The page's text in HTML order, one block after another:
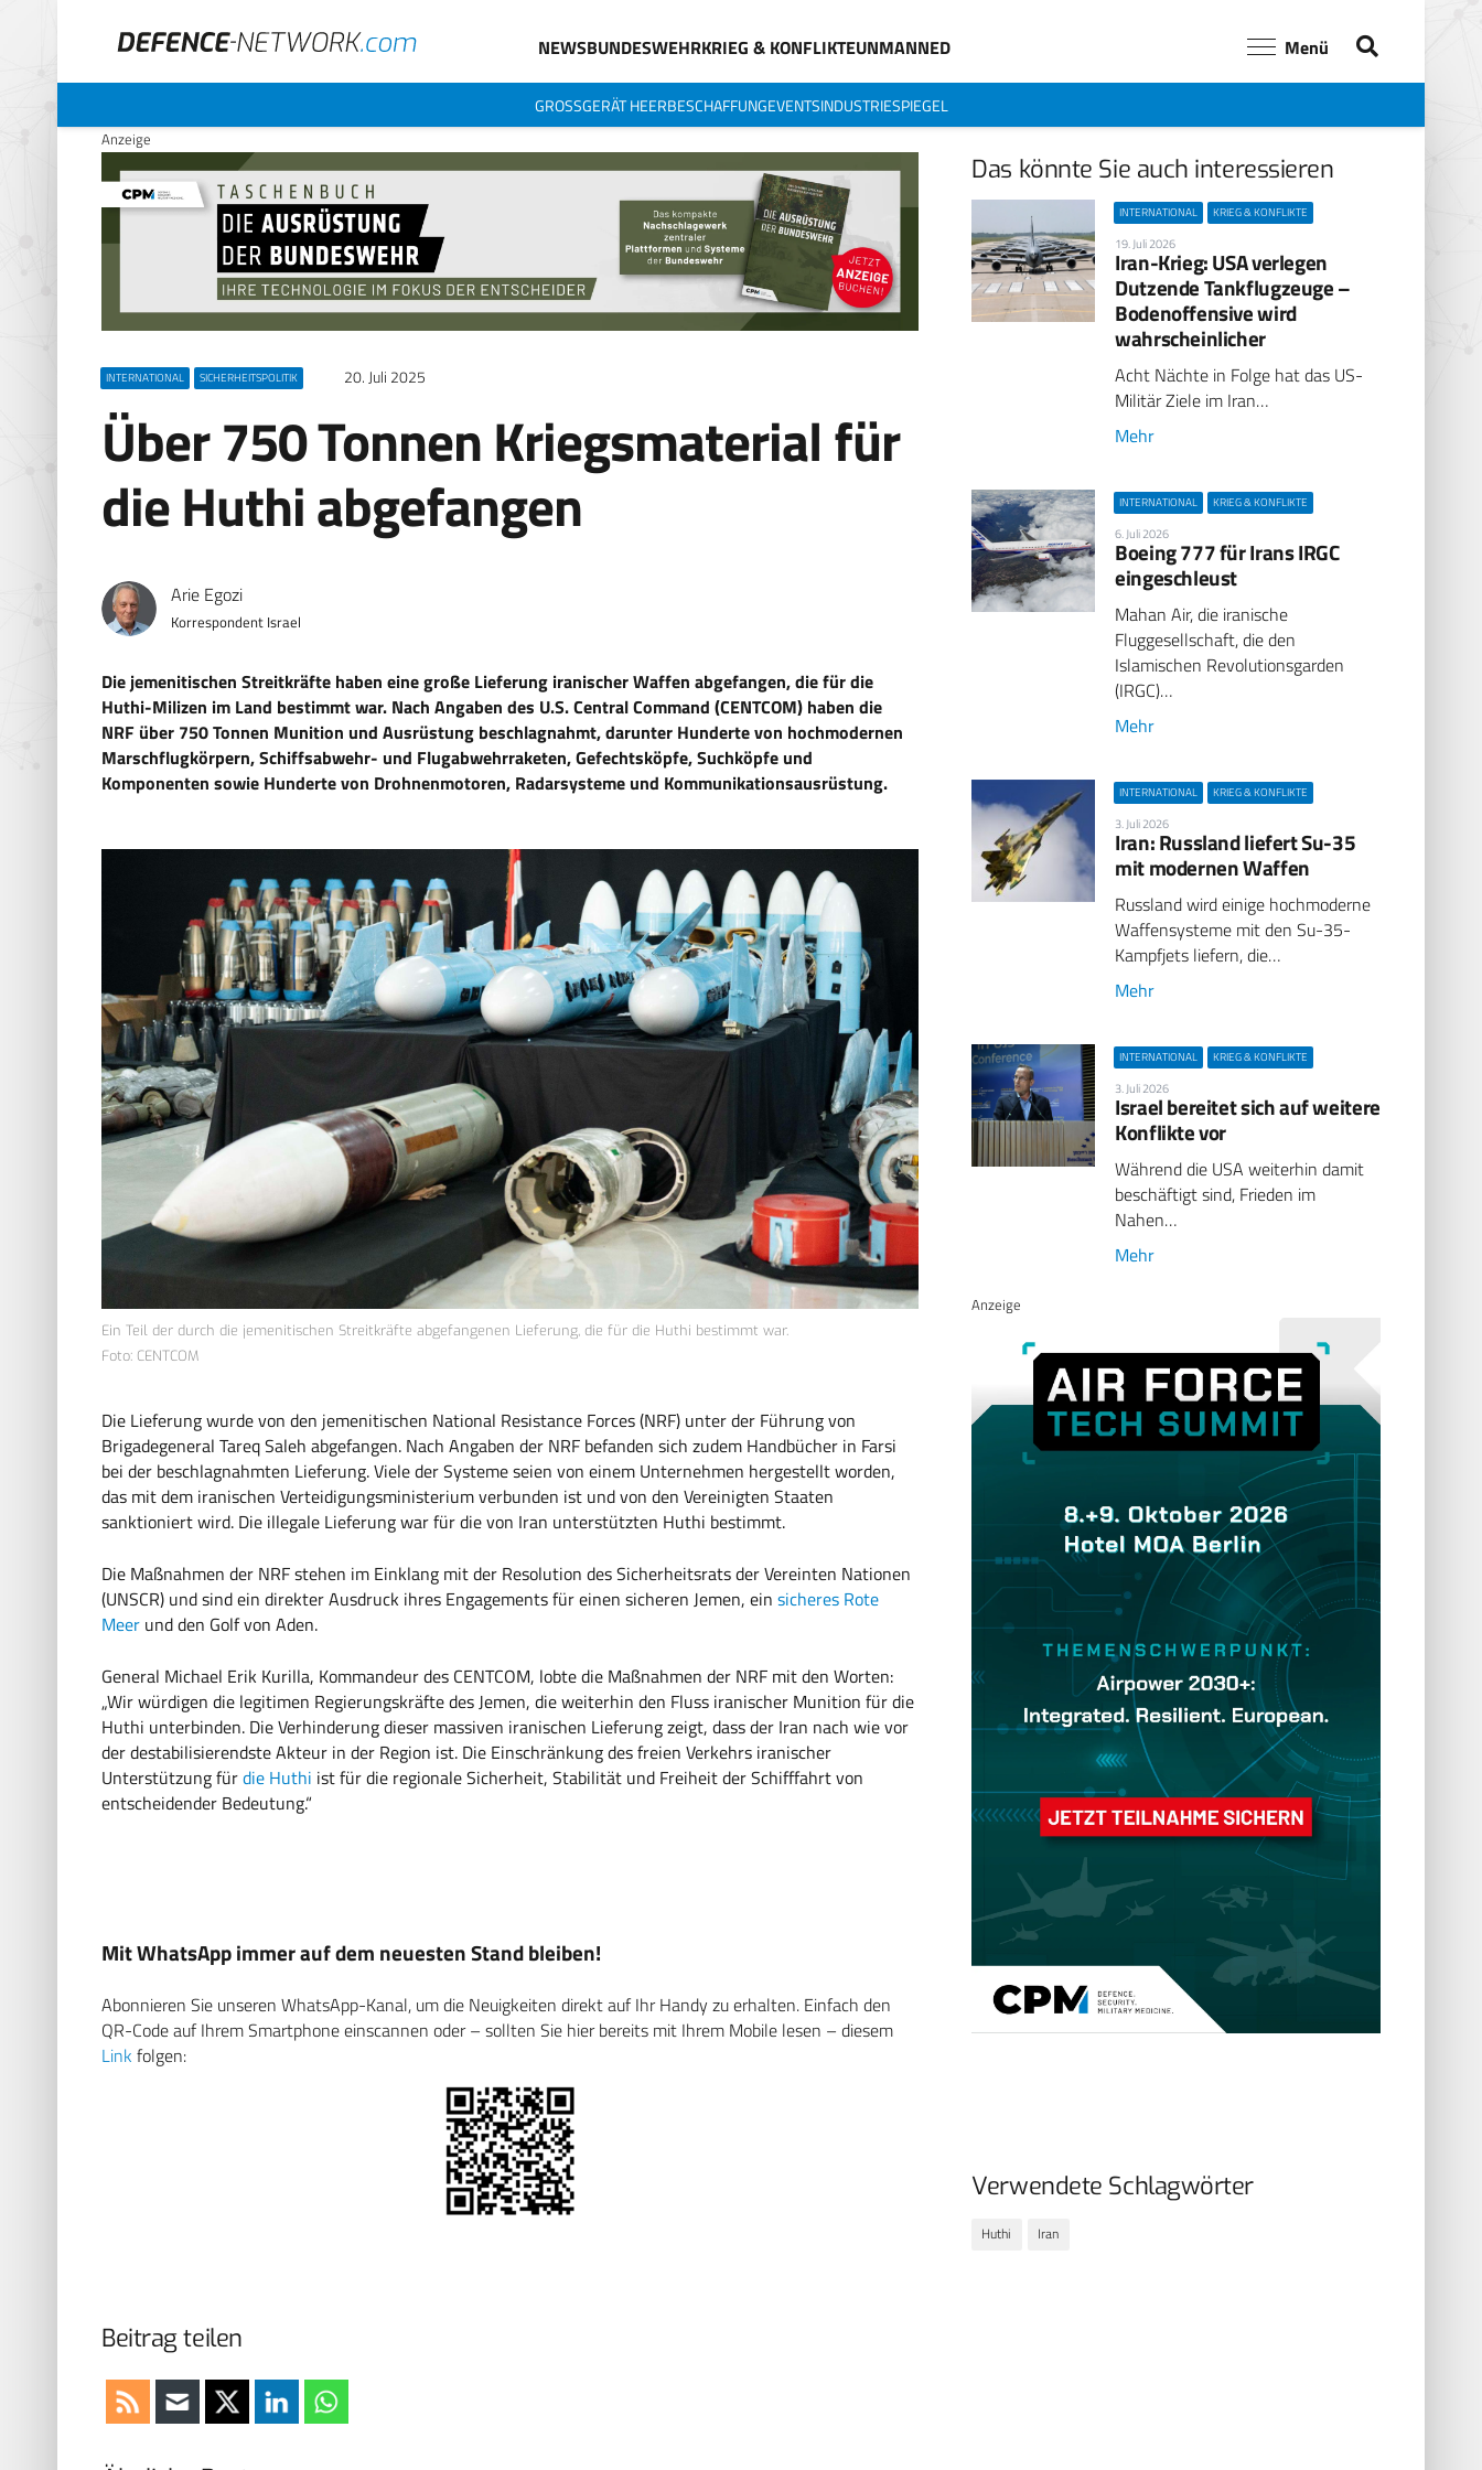
NEWSBUNDESWEHRKRIEG & KONFLIKTEUNMANNED Menü
GROSSGERÄT HEERBESCHAFFUNGEVENTSINDUSTRIESPIEGEL
Anzeige
INTERNATIONAL SICHERHEITSPOLITIK 20. Juli 2025
Über 750 Tonnen Kriegsmaterial für
die Huthi abgefangen
Arie Egozi
Korrespondent Israel
Die jemenitischen Streitkräfte haben eine große Lieferung iranischer Waffen abgefangen, die für die
Huthi-Milizen im Land bestimmt war. Nach Angaben des U.S. Central Command (CENTCOM) haben die
NRF über 750 Tonnen Munition und Ausrüstung beschlagnahmt, darunter Hunderte von hochmodernen
Marschflugkörpern, Schiffsabwehr- und Flugabwehrraketen, Gefechtsköpfe, Suchköpfe und
Komponenten sowie Hunderte von Drohnenmotoren, Radarsysteme und Kommunikationsausrüstung.
Ein Teil der durch die jemenitischen Streitkräfte abgefangenen Lieferung, die für die Huthi bestimmt war.
Foto: CENTCOM
Die Lieferung wurde von den jemenitischen National Resistance Forces (NRF) unter der Führung von
Brigadegeneral Tareq Saleh abgefangen. Nach Angaben der NRF befanden sich zudem Handbücher in Farsi
bei der beschlagnahmten Lieferung. Viele der Systeme seien von einem Unternehmen hergestellt worden,
das mit dem iranischen Verteidigungsministerium verbunden ist und von den Vereinigten Staaten
sanktioniert wird. Die illegale Lieferung war für die von Iran unterstützten Huthi bestimmt.
Die Maßnahmen der NRF stehen im Einklang mit der Resolution des Sicherheitsrats der Vereinten Nationen
(UNSCR) und sind ein direkter Ausdruck ihres Engagements für einen sicheren Jemen, ein sicheres Rote
Meer und den Golf von Aden.
General Michael Erik Kurilla, Kommandeur des CENTCOM, lobte die Maßnahmen der NRF mit den Worten:
„Wir würdigen die legitimen Regierungskräfte des Jemen, die weiterhin den Fluss iranischer Munition für die
Huthi unterbinden. Die Verhinderung dieser massiven iranischen Lieferung zeigt, dass der Iran nach wie vor
der destabilisierendste Akteur in der Region ist. Die Einschränkung des freien Verkehrs iranischer
Unterstützung fürdie Huthi ist für die regionale Sicherheit, Stabilität und Freiheit der Schifffahrt von
entscheidender Bedeutung.“
Mit WhatsApp immer auf dem neuesten Stand bleiben!
Abonnieren Sie unseren WhatsApp-Kanal, um die Neuigkeiten direkt auf Ihr Handy zu erhalten. Einfach den
QR-Code auf Ihrem Smartphone einscannen oder – sollten Sie hier bereits mit Ihrem Mobile lesen – diesem
Link folgen:
Beitrag teilen
Das könnte Sie auch interessieren
INTERNATIONAL KRIEG & KONFLIKTE
19. Juli 2026
Iran-Krieg: USA verlegen
Dutzende Tankflugzeuge –
Bodenoffensive wird
wahrscheinlicher
Acht Nächte in Folge hat das US-
Militär Ziele im Iran…
Mehr
INTERNATIONAL KRIEG & KONFLIKTE
6. Juli 2026
Boeing 777 für Irans IRGC
eingeschleust
Mahan Air, die iranische
Fluggesellschaft, die den
Islamischen Revolutionsgarden
(IRGC)…
Mehr
INTERNATIONAL KRIEG & KONFLIKTE
3. Juli 2026
Iran: Russland liefert Su-35
mit modernen Waffen
Russland wird einige hochmoderne
Waffensysteme mit den Su-35-
Kampfjets liefern, die…
Mehr
INTERNATIONAL KRIEG & KONFLIKTE
3. Juli 2026
Israel bereitet sich auf weitere
Konflikte vor
Während die USA weiterhin damit
beschäftigt sind, Frieden im
Nahen…
Mehr
Anzeige
Verwendete Schlagwörter
Huthi Iran